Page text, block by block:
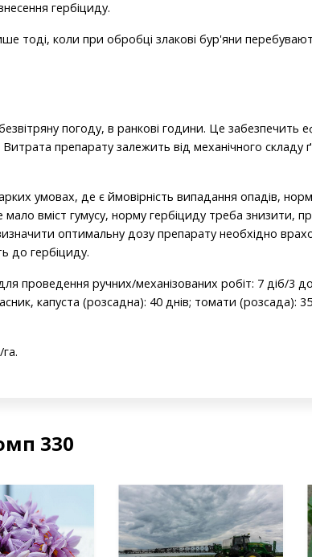
гербіциду.
тоді, коли при обробці злакові бур'яни
погоду, в ранкові години. Це забезпечить
препарату залежить від механічного складу
умовах, де є ймовірність випадання опадів,
вміст гумусу, норму гербіциду треба знизити,
оптимальну дозу препарату необхідно
до гербіциду.
проведення ручних/механізованих робіт: 7 діб/3
капуста (розсадна): 40 днів; томати (розсада): 35
330